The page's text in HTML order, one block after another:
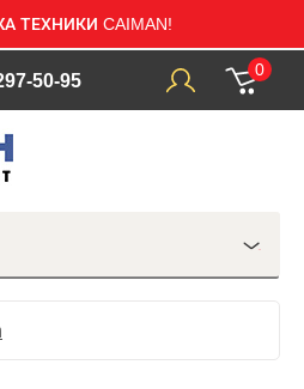
ТЕХНИКИ CAIMAN!
50-95
0